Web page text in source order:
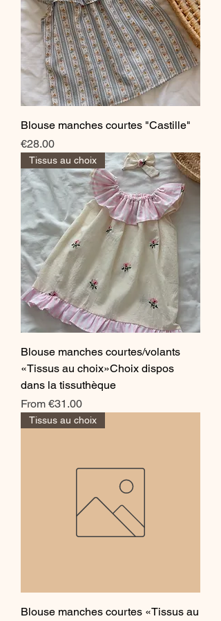
Blouse manches courtes "Castille"
Price
€28.00
Tissus au choix
Blouse manches courtes/volants
«Tissus au choix»Choix dispos
dans la tissuthèque
From €31.00
Sale Price
Tissus au choix
Blouse manches courtes «Tissus au